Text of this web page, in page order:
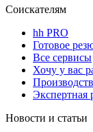
Соискателям
hh PRO
Готовое
Все сервисы
Хочу у вас
Экспертная
Новости и статьи